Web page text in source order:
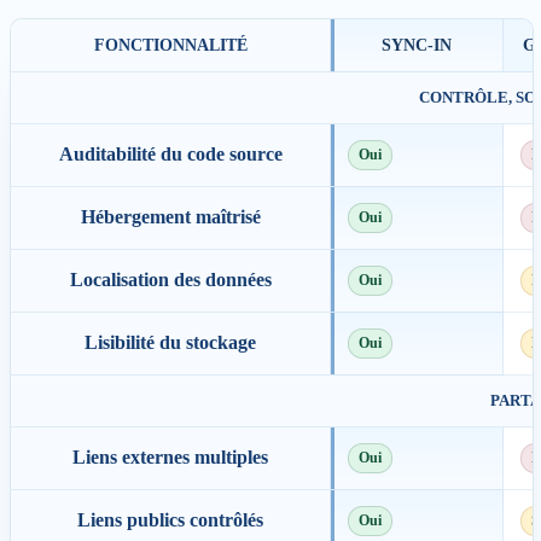
FONCTIONNALITÉ SYNC-IN
CONTRÔLE,
Auditabilité du code source Oui
Hébergement maîtrisé Oui
Localisation des données Oui
Lisibilité du stockage Oui
Liens externes multiples Oui
Liens publics contrôlés Oui